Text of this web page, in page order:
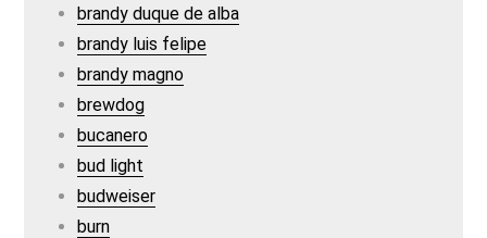
brandy duque de alba
brandy luis felipe
brandy magno
brewdog
bucanero
bud light
budweiser
burn